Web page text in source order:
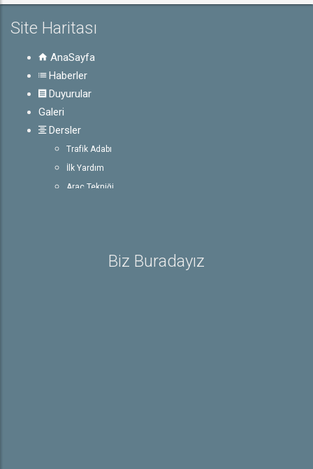
Site Haritası
AnaSayfa
Haberler
Duyurular
Galeri
Dersler
Trafik Adabı
İlk Yardım
Araç Tekniği
Ehliyet ile İlgili BilgilerBiz Buradayız